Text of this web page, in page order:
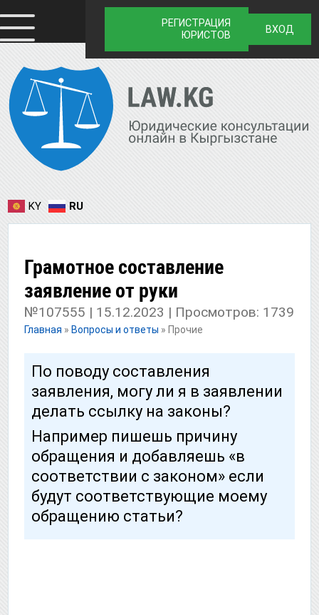
РЕГИСТРАЦИЯ
ЮРИСТОВ
ВХОД
KY RU
Грамотное составление
заявление от руки
№107555 | 15.12.2023 | Просмотров: 1739
Главная » Вопросы и ответы » Прочие
По поводу составления
заявления, могу ли я в заявлении
делать ссылку на законы?
Например пишешь причину
обращения и добавляешь «в
соответствии с законом» если
будут соответствующие моему
обращению статьи?